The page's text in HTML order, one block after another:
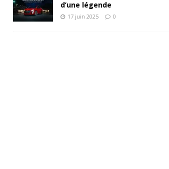
d’une légende
17 juin 2025 0